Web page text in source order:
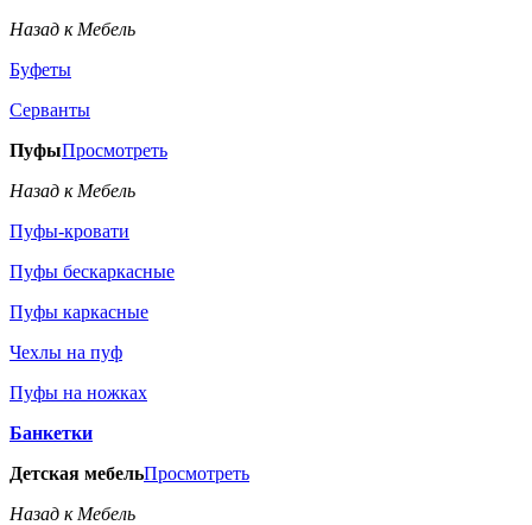
Назад к Мебель
Буфеты
Серванты
ПуфыПросмотреть
Назад к Мебель
Пуфы-кровати
Пуфы бескаркасные
Пуфы каркасные
Чехлы на пуф
Пуфы на ножках
Банкетки
Детская мебельПросмотреть
Назад к Мебель